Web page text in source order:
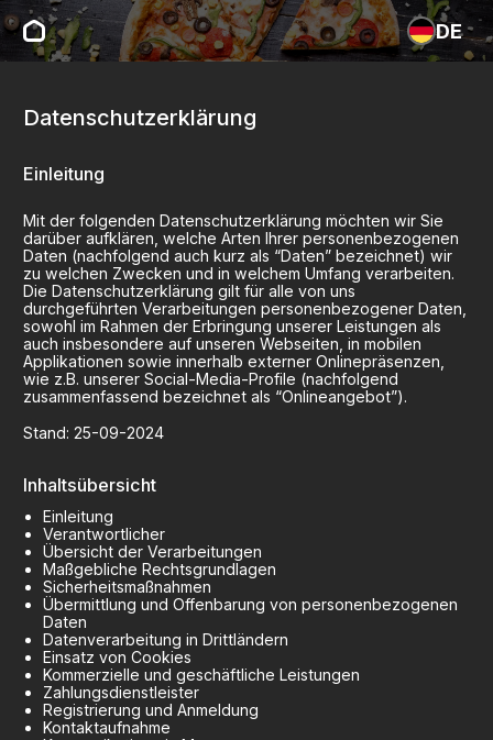
DE
Datenschutzerklärung
Einleitung
Mit der folgenden Datenschutzerklärung möchten wir Sie
darüber aufklären, welche Arten Ihrer personenbezogenen
Daten (nachfolgend auch kurz als “Daten” bezeichnet) wir
zu welchen Zwecken und in welchem Umfang verarbeiten.
Die Datenschutzerklärung gilt für alle von uns
durchgeführten Verarbeitungen personenbezogener Daten,
sowohl im Rahmen der Erbringung unserer Leistungen als
auch insbesondere auf unseren Webseiten, in mobilen
Applikationen sowie innerhalb externer Onlinepräsenzen,
wie z.B. unserer Social-Media-Profile (nachfolgend
zusammenfassend bezeichnet als “Onlineangebot”).
Stand: 25-09-2024
Inhaltsübersicht
Einleitung
Verantwortlicher
Übersicht der Verarbeitungen
Maßgebliche Rechtsgrundlagen
Sicherheitsmaßnahmen
Übermittlung und Offenbarung von personenbezogenen
Daten
Datenverarbeitung in Drittländern
Einsatz von Cookies
Kommerzielle und geschäftliche Leistungen
Zahlungsdienstleister
Registrierung und Anmeldung
Kontaktaufnahme